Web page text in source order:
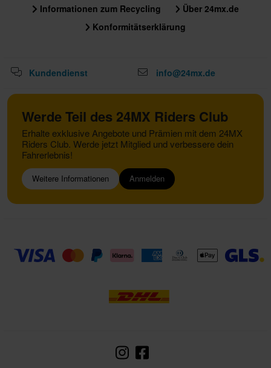
Informationen zum Recycling
Über 24mx.de
Konformitätserklärung
Kundendienst info@24mx.de
Werde Teil des 24MX Riders Club
Erhalte exklusive Angebote und Prämien mit dem 24MX
Riders Club. Werde jetzt Mitglied und verbessere dein
Fahrerlebnis!
Weitere Informationen Anmelden